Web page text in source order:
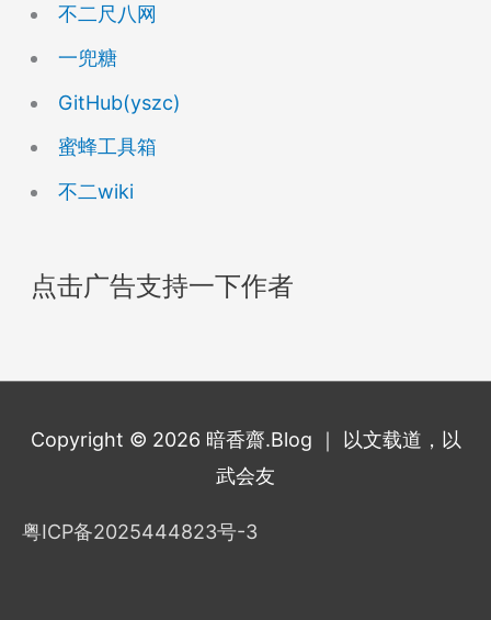
不二尺八网
一兜糖
GitHub(yszc)
蜜蜂工具箱
不二wiki
点击广告支持一下作者
Copyright © 2026 暗香齋.Blog ｜ 以文载道，以
武会友
粤ICP备2025444823号-3